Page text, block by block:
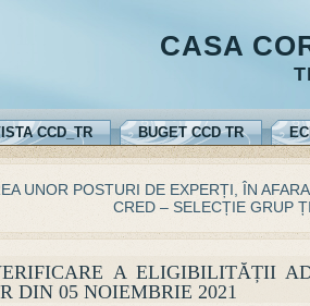
CASA
CCD_TR BUGET CCD TR
UNOR POSTURI DE EXPERȚI, ÎN
CRED – SELECȚIE GRUP
A ELIGIBILITĂȚII
DIN 05 NOIEMBRIE 2021